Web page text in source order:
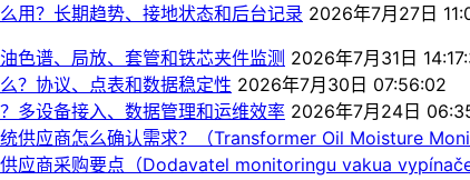
用？长期趋势、接地状态和后台记录 2026年7月27日
色谱、局放、套管和铁芯夹件监测 2026年7月31日
？协议、点表和数据稳定性 2026年7月30日 07:56:02
多设备接入、数据管理和运维效率 2026年7月24日
供应商怎么确认需求？（Transformer Oil Moisture
应商采购要点（Dodavatel monitoringu vakua vypínače